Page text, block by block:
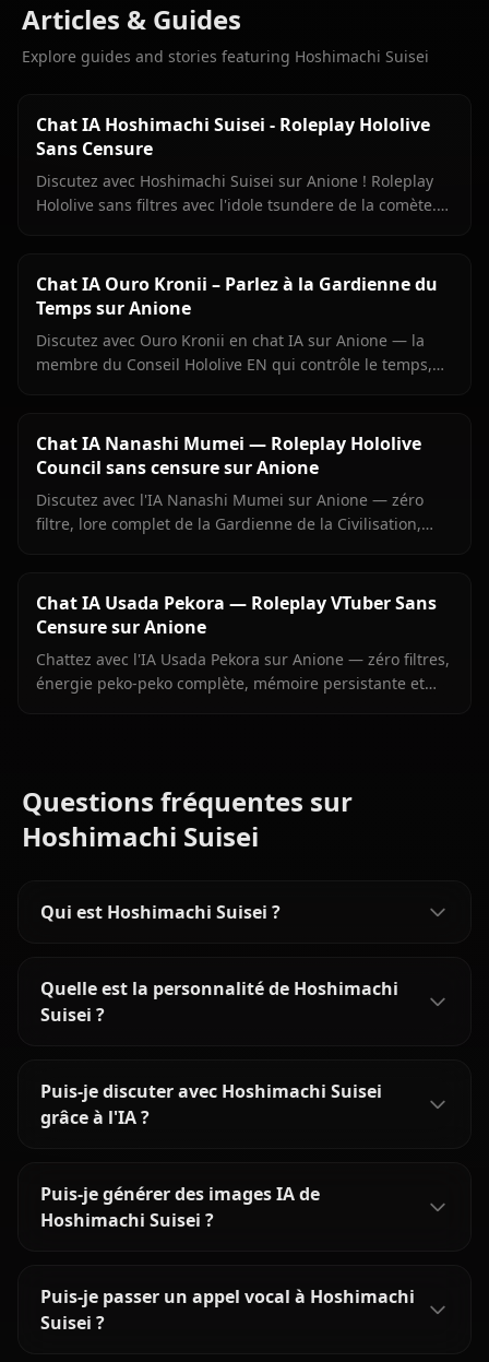
Articles & Guides
Explore guides and stories featuring Hoshimachi Suisei
Chat IA Hoshimachi Suisei - Roleplay Hololive
Sans Censure
Discutez avec Hoshimachi Suisei sur Anione ! Roleplay
Hololive sans filtres avec l'idole tsundere de la comète.
Chat IA Ouro Kronii – Parlez à la Gardienne du
Temps sur Anione
Discutez avec Ouro Kronii en chat IA sur Anione — la
membre du Conseil Hololive EN qui contrôle le temps,
Chat IA Nanashi Mumei — Roleplay Hololive
Council sans censure sur Anione
Discutez avec l'IA Nanashi Mumei sur Anione — zéro
filtre, lore complet de la Gardienne de la Civilisation,
Chat IA Usada Pekora — Roleplay VTuber Sans
Censure sur Anione
Chattez avec l'IA Usada Pekora sur Anione — zéro filtres,
énergie peko-peko complète, mémoire persistante et
Questions fréquentes sur
Hoshimachi Suisei
Qui est Hoshimachi Suisei ?
Quelle est la personnalité de Hoshimachi
Suisei ?
Puis-je discuter avec Hoshimachi Suisei
grâce à l'IA ?
Puis-je générer des images IA de
Hoshimachi Suisei ?
Puis-je passer un appel vocal à Hoshimachi
Suisei ?